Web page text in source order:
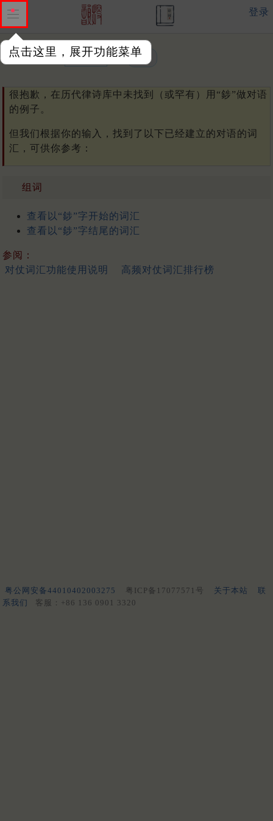
点击这里，展开功能菜单
登录
单字或词汇：
很抱歉，在历代律诗库中未找到（或罕有）用“䤮”做对语
的例子。
但我们根据你的输入，找到了以下已经建立的对语的词
汇，可供你参考：
组词
查看以“䤮”字开始的词汇
查看以“䤮”字结尾的词汇
参阅：
对仗词汇功能使用说明
高频对仗词汇排行榜
粤公网安备44010402003275 粤ICP备17077571号 关于本站
联
系我们
客服：+86 136 0901 3320